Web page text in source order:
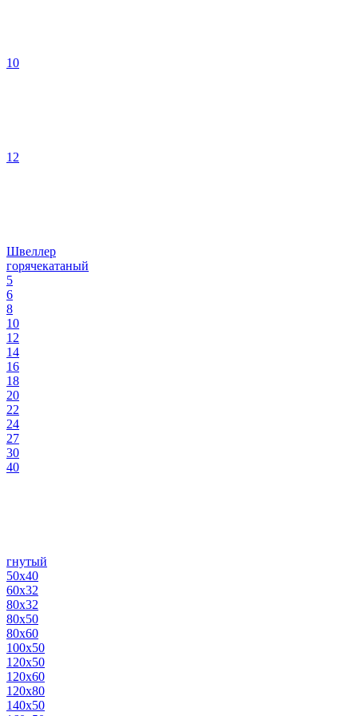
10
12
Швеллер
горячекатаный
5
6
8
10
12
14
16
18
20
22
24
27
30
40
гнутый
50х40
60х32
80х32
80х50
80х60
100х50
120х50
120х60
120х80
140х50